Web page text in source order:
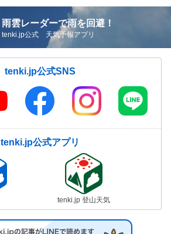
雨雲レーダーで雨を回避！
tenki.jp公式 天気予報アプリ
tenki.jp公式SNS
tenki.jp公式アプリ
tenki.jp 登山天気